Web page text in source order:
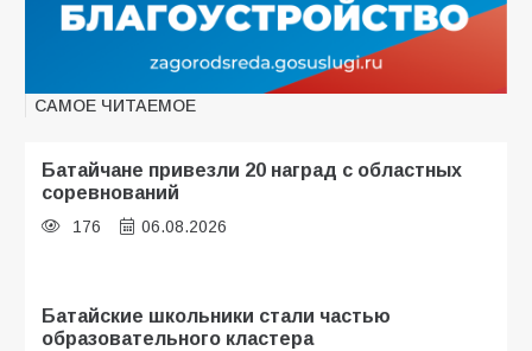
САМОЕ ЧИТАЕМОЕ
Батайчане привезли 20 наград с областных
соревнований
176 06.08.2026
Батайские школьники стали частью
образовательного кластера